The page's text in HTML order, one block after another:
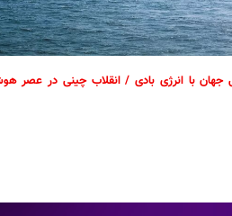
جهان با انرژی بادی / انقلاب چینی‌ در